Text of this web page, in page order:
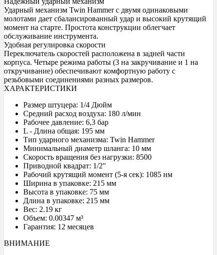
Ударный механизм Twin Hammer с двумя одинаковыми
молотами дает сбалансированный удар и высокий крутящий
момент на старте. Простота конструкции облегчает
обслуживание инструмента.
Удобная регулировка скорости
Переключатель скоростей расположена в задней части
корпуса. Четыре режима работы (3 на закручивание и 1 на
откручивание) обеспечивают комфортную работу с
резьбовыми соединениями разных размеров.
ХАРАКТЕРИСТИКИ
Размер штуцера: 1/4 Дюйм
Средний расход воздуха: 180 л/мин
Рабочее давление: 6,3 бар
L - Длина общая: 195 мм
Тип ударного механизма: Twin Hammer
Минимальный диаметр шланга: 10 мм
Скорость вращения без нагрузки: 8500
Приводной квадрат: 1/2"
Рабочий крутящий момент (5-я сек): 1085 нм
Ширина в упаковке: 215 мм
Высота в упаковке: 75 мм
Длина в упаковке: 215 мм
Вес: 2.19 кг
Объем: 0.00347 м³
Гарантия: 12 месяцев
ВНИМАНИЕ